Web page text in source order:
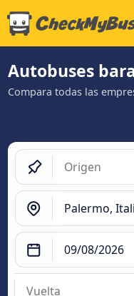
Autobuses
Compara todas las